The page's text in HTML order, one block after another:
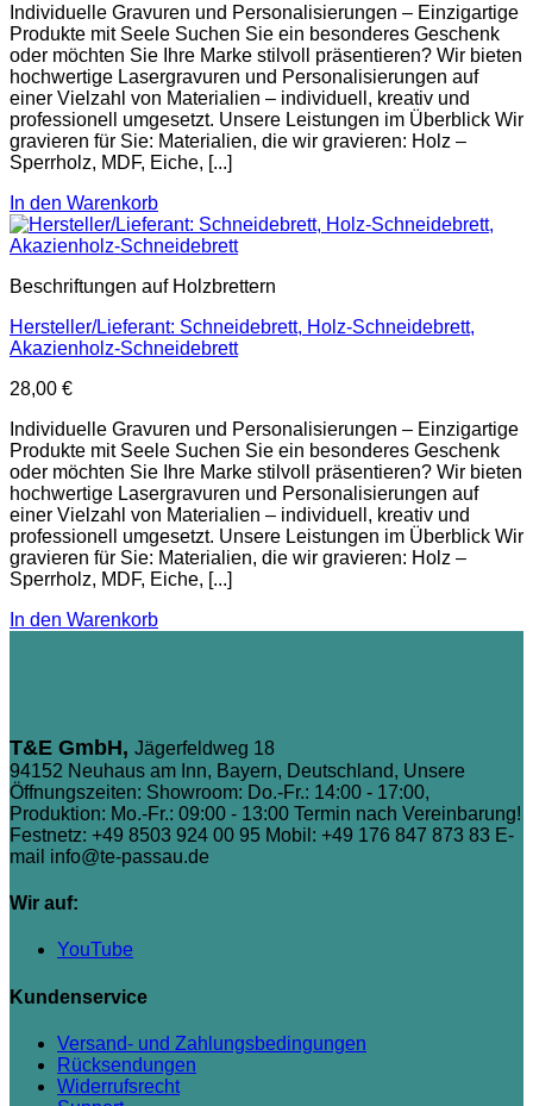
Individuelle Gravuren und Personalisierungen – Einzigartige
Produkte mit Seele Suchen Sie ein besonderes Geschenk
oder möchten Sie Ihre Marke stilvoll präsentieren? Wir bieten
hochwertige Lasergravuren und Personalisierungen auf
einer Vielzahl von Materialien – individuell, kreativ und
professionell umgesetzt. Unsere Leistungen im Überblick Wir
gravieren für Sie: Materialien, die wir gravieren: Holz –
Sperrholz, MDF, Eiche, [...]
In den Warenkorb
Beschriftungen auf Holzbrettern
Hersteller/Lieferant: Schneidebrett, Holz-Schneidebrett,
Akazienholz-Schneidebrett
28,00 €
Individuelle Gravuren und Personalisierungen – Einzigartige
Produkte mit Seele Suchen Sie ein besonderes Geschenk
oder möchten Sie Ihre Marke stilvoll präsentieren? Wir bieten
hochwertige Lasergravuren und Personalisierungen auf
einer Vielzahl von Materialien – individuell, kreativ und
professionell umgesetzt. Unsere Leistungen im Überblick Wir
gravieren für Sie: Materialien, die wir gravieren: Holz –
Sperrholz, MDF, Eiche, [...]
In den Warenkorb
T&E GmbH, Jägerfeldweg 18
94152 Neuhaus am Inn, Bayern, Deutschland, Unsere
Öffnungszeiten: Showroom: Do.-Fr.: 14:00 - 17:00,
Produktion: Mo.-Fr.: 09:00 - 13:00 Termin nach Vereinbarung!
Festnetz: +49 8503 924 00 95 Mobil: +49 176 847 873 83 E-
mail info@te-passau.de
Wir auf:
YouTube
Kundenservice
Versand- und Zahlungsbedingungen
Rücksendungen
Widerrufsrecht